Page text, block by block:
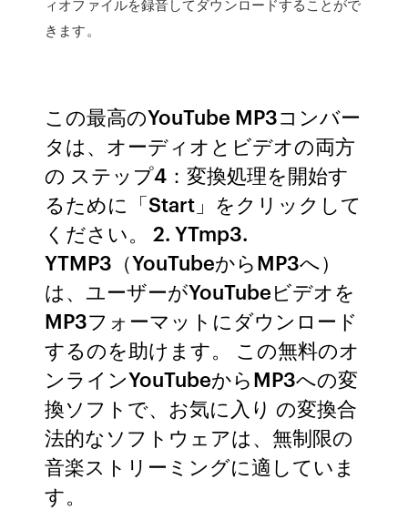
ィオファイルを録音してダウンロードすることがで
きます。
この最高のYouTube MP3コンバー
タは、オーディオとビデオの両方
の ステップ4：変換処理を開始す
るために「Start」をクリックして
ください。 2. YTmp3.
YTMP3（YouTubeからMP3へ）
は、ユーザーがYouTubeビデオを
MP3フォーマットにダウンロード
するのを助けます。 この無料のオ
ンラインYouTubeからMP3への変
換ソフトで、お気に入り の変換合
法的なソフトウェアは、無制限の
音楽ストリーミングに適していま
す。